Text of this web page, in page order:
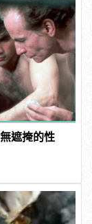
遮掩的性